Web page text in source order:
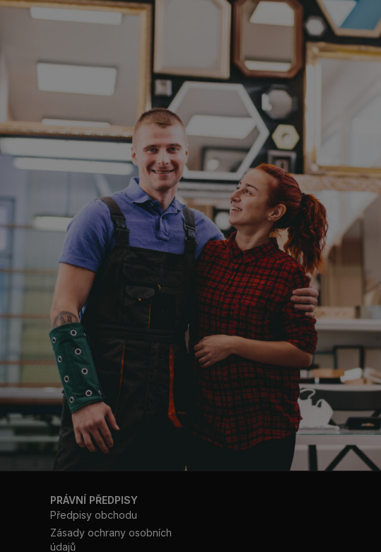
PRÁVNÍ PŘEDPISY
Předpisy obchodu
Zásady ochrany osobních
údajů